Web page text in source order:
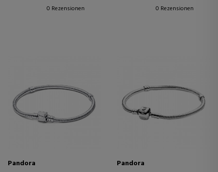
0 Rezensionen
0 Rezensionen
Pandora
Pandora